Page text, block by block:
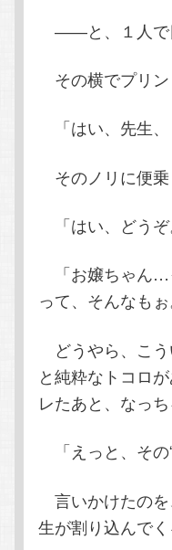
――と、１人で
その横でプリ
「はい、先生、
そのノリに便
「はい、どうぞ
「お嬢ちゃん…
って、そんなも
どうやら、こ
と純粋なトコロ
レたあと、なっ
「えっと、そ
言いかけたの
生が割り込んでく